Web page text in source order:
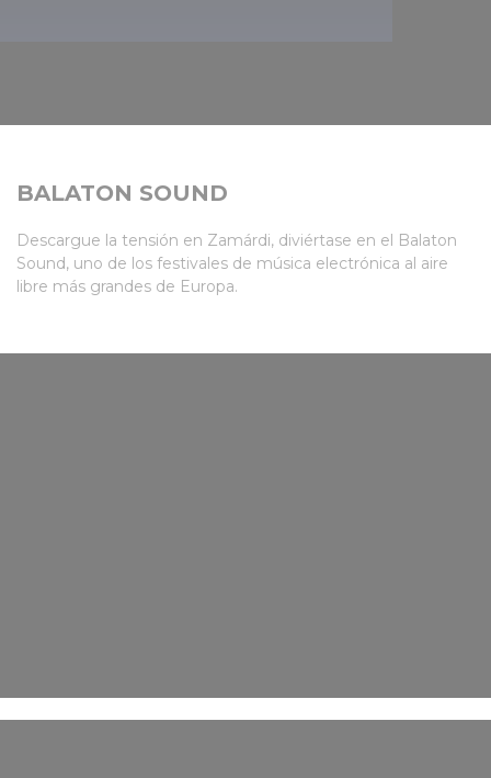
BALATON SOUND
Descargue la tensión en Zamárdi, diviértase en el Balaton
Sound, uno de los festivales de música electrónica al aire
libre más grandes de Europa.